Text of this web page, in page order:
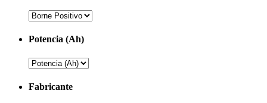
Potencia (Ah)
Fabricante